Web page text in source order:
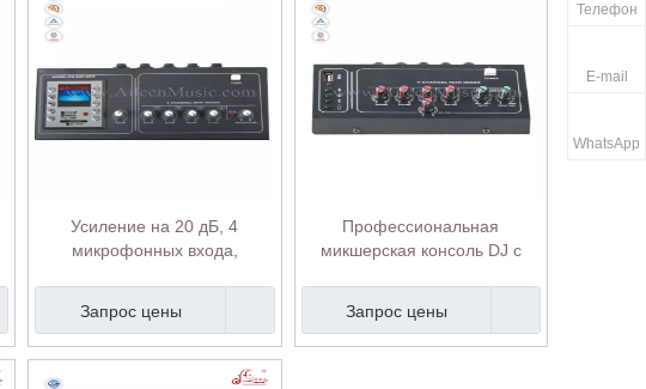
Усиление на 20 дБ, 4
микрофонных входа,
Запрос цены
Профессиональная
микшерская консоль DJ с
Запрос цены
Телефон
E-mail
WhatsApp